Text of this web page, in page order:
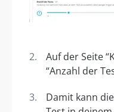
Auf der Seite
“Anzahl der
Damit kann